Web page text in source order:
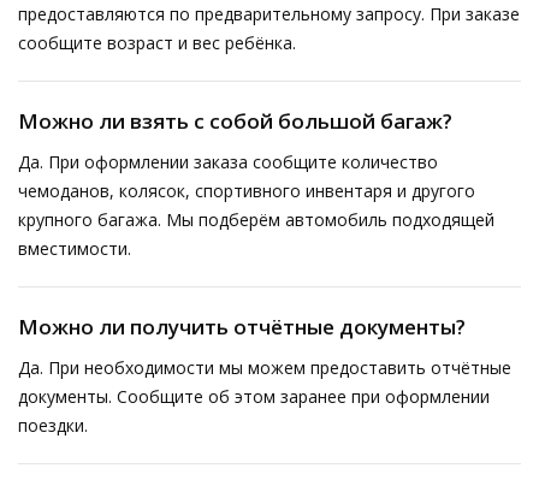
предоставляются по предварительному запросу. При заказе
сообщите возраст и вес ребёнка.
Можно ли взять с собой большой багаж?
Да. При оформлении заказа сообщите количество
чемоданов, колясок, спортивного инвентаря и другого
крупного багажа. Мы подберём автомобиль подходящей
вместимости.
Можно ли получить отчётные документы?
Да. При необходимости мы можем предоставить отчётные
документы. Сообщите об этом заранее при оформлении
поездки.